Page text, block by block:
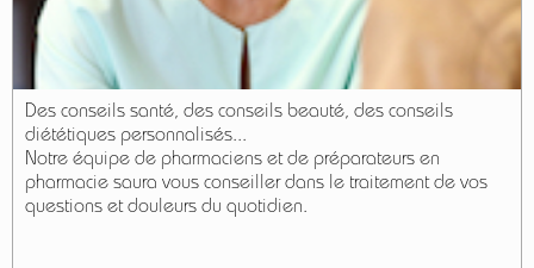
Des conseils santé, des conseils beauté, des conseils
diététiques personnalisés...
Notre équipe de pharmaciens et de préparateurs en
pharmacie saura vous conseiller dans le traitement de vos
questions et douleurs du quotidien.